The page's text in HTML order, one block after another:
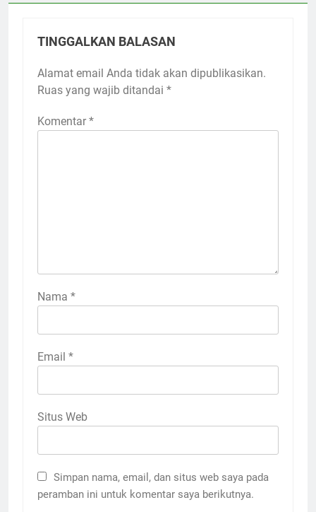
TINGGALKAN BALASAN
Alamat email Anda tidak akan dipublikasikan.
Ruas yang wajib ditandai *
Komentar *
Nama *
Email *
Situs Web
Simpan nama, email, dan situs web saya pada
peramban ini untuk komentar saya berikutnya.